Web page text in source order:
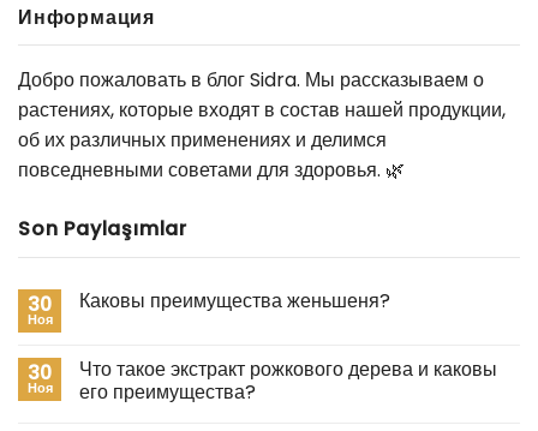
Информация
Добро пожаловать в блог Sidra. Мы рассказываем о
растениях, которые входят в состав нашей продукции,
об их различных применениях и делимся
повседневными советами для здоровья. 🌿
Son Paylaşımlar
30
Ноя
Каковы преимущества женьшеня?
30
Ноя
Что такое экстракт рожкового дерева и каковы
его преимущества?